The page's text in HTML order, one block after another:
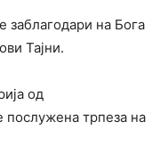
заблагодари на Бога
Тајни.
од
трпеза на